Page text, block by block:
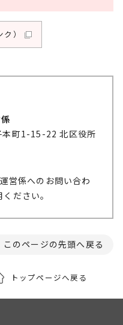
）
町1-15-22 北区役所
営係へのお問い合わ
ださい。
このページの先頭へ戻る
トップページへ戻る